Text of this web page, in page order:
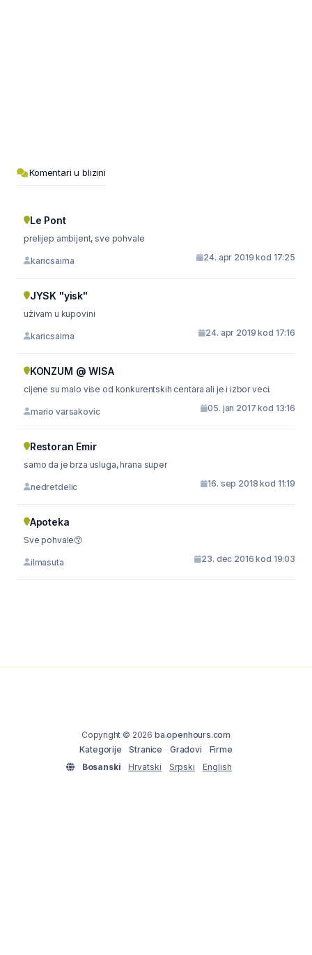
Komentari u blizini
Le Pont
prelijep ambijent, sve pohvale
karicsaima 24. apr 2019 kod 17:25
JYSK "yisk"
uživam u kupovini
karicsaima 24. apr 2019 kod 17:16
KONZUM @ WISA
cijene su malo vise od konkurentskih centara ali je i izbor veci.
mario varsakovic 05. jan 2017 kod 13:16
Restoran Emir
samo da je brza usluga, hrana super
nedretdelic 16. sep 2018 kod 11:19
Apoteka
Sve pohvale😙
ilmasuta 23. dec 2016 kod 19:03
Copyright © 2026 ba.openhours.com
Kategorije
Stranice Gradovi
Firme
Bosanski
Hrvatski Srpski English